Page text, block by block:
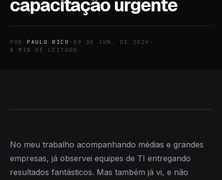
capacitação urgente
PORPAULO RICO • 09 DE JUN. DE 2026 •
8
MIN DE LEITURA
No meu trabalho acompanhando médias e grandes
empresas, já observei equipes de TI entregando
resultados fantásticos. Mas também já vi, e não